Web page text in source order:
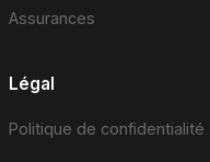
Assurances
Légal
Politique de confidentialité